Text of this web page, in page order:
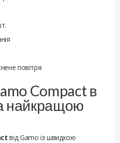
повітря
Compact в
найкращою
від Gamo із швидкою